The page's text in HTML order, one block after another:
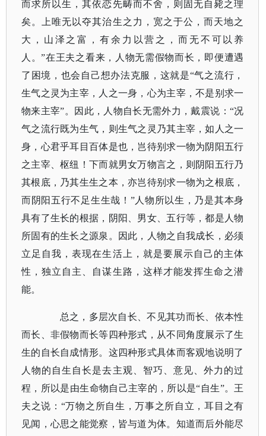
而求所以生，其依恋先畴而不舍，则固无自毙之理
矣。上唯无以夺其治生之力，宽之于公，而天地之
大，山泽之富，有余力以营之，而无不可以养
人。”在王夫之看来，人物无需假物而长，即便遭遇
了困境，也会自己想办法克服，这就是“气之流行，
生气之灵为主宰，人之一身，心为主宰，不是别求一
物来主宰”。因此，人物自长无需外力，戴震说：“况
气之流行既为生气，则生气之灵乃其主宰，如人之一
身，心君乎耳目百体是也，岂待别求一物为阴阳五行
之主宰、枢纽！下而就男女万物言之，则阴阳五行乃
其根底，乃其生生之本，亦岂待别求一物为之根底，
而阴阳五行不足生生哉！”人物所以生，乃是其本身
具有了生长的根据，阴阳、男女、五行等，都是人物
所固有的生长之源泉。因此，人物之自我成长，必须
立足自我，表现在生活上，就是要展示自己的主体
性，独立自主、自谋生路，这样才能发挥生命之潜
能。
总之，多层次自长、不见其功而长、依本性
而长、非假物而长等四种形式，从不同角度展示了生
生的自长自成情形。这四种形式具体而客观地说明了
人物的自生自长是去主观、智巧、意见、外力的过
程，所以是由生命物自己主宰的，所以是“自生”。王
夫之说：“万物之所自生，万事之所自立，耳目之有
见闻，心思之能觉察，皆与道为体。知道而后外能尽